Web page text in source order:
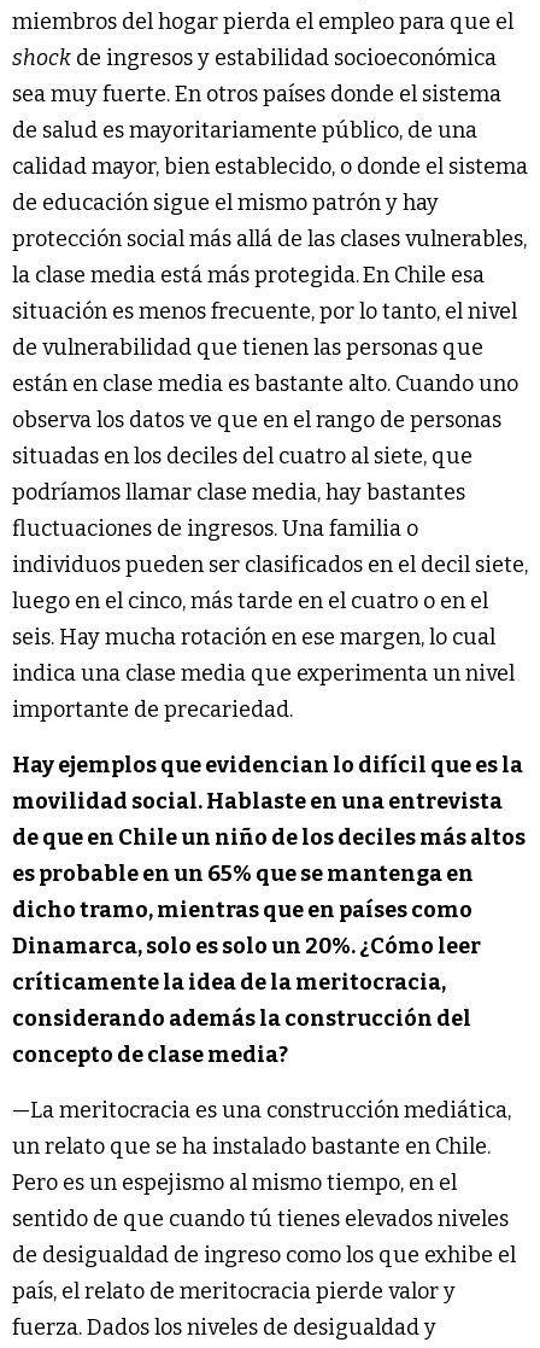
miembros del hogar pierda el empleo para que el
shock de ingresos y estabilidad socioeconómica
sea muy fuerte. En otros países donde el sistema
de salud es mayoritariamente público, de una
calidad mayor, bien establecido, o donde el sistema
de educación sigue el mismo patrón y hay
protección social más allá de las clases vulnerables,
la clase media está más protegida.En Chile esa
situación es menos frecuente, por lo tanto, el nivel
de vulnerabilidad que tienen las personas que
están en clase media es bastante alto. Cuando uno
observa los datos ve que en el rango de personas
situadas en los deciles del cuatro al siete, que
podríamos llamar clase media, hay bastantes
fluctuaciones de ingresos. Una familia o
individuos pueden ser clasificados en el decil siete,
luego en el cinco, más tarde en el cuatro o en el
seis. Hay mucha rotación en ese margen, lo cual
indica una clase media que experimenta un nivel
importante de precariedad.
Hay ejemplos que evidencian lo difícil que es la
movilidad social. Hablaste en una entrevista
de que en Chile un niño de los deciles más altos
es probable en un 65% que se mantenga en
dicho tramo, mientras que en países como
Dinamarca, solo es solo un 20%. ¿Cómo leer
críticamente la idea de la meritocracia,
considerando además la construcción del
concepto de clase media?
—La meritocracia es una construcción mediática,
un relato que se ha instalado bastante en Chile.
Pero es un espejismo al mismo tiempo, en el
sentido de que cuando tú tienes elevados niveles
de desigualdad de ingreso como los que exhibe el
país, el relato de meritocracia pierde valor y
fuerza. Dados los niveles de desigualdad y